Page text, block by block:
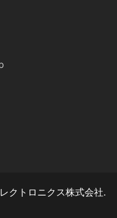
クトロニクス株式会社.